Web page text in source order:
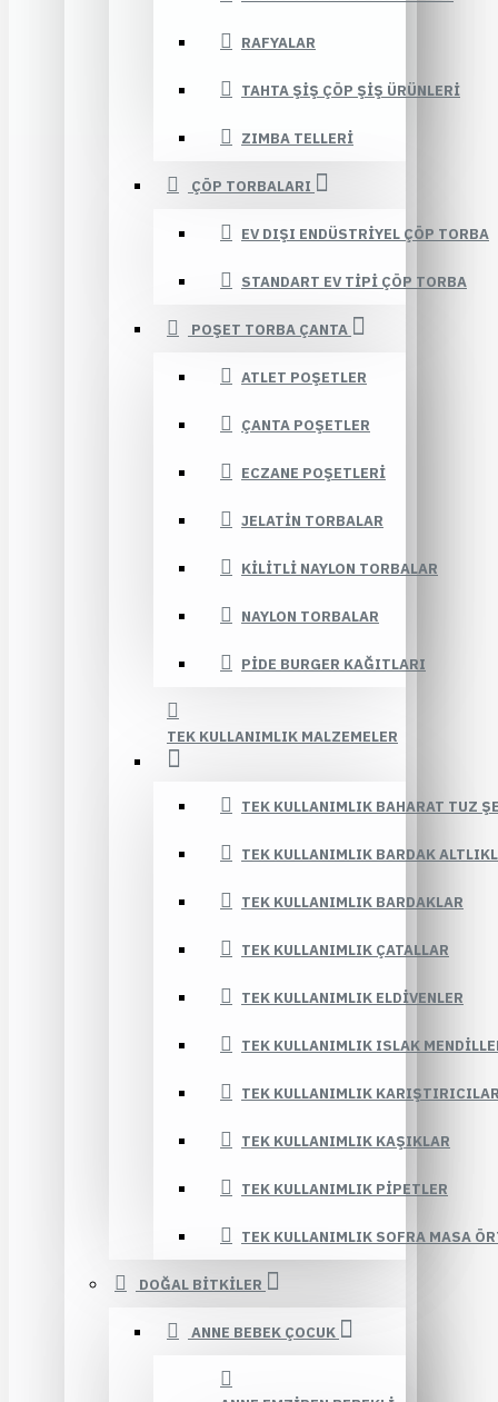
RAFYALAR
TAHTA ŞIŞ ÇÖP ŞIŞ ÜRÜNLERI
ZIMBA TELLERI
ÇÖP TORBALARI
EV DIŞI ENDÜSTRIYEL ÇÖP TORBA
STANDART EV TIPI ÇÖP TORBA
POŞET TORBA ÇANTA
ATLET POŞETLER
ÇANTA POŞETLER
ECZANE POŞETLERI
JELATIN TORBALAR
KILITLI NAYLON TORBALAR
NAYLON TORBALAR
PIDE BURGER KAĞITLARI
TEK KULLANIMLIK MALZEMELER
TEK KULLANIMLIK BAHARAT TUZ
TEK KULLANIMLIK BARDAK
TEK KULLANIMLIK BARDAKLAR
TEK KULLANIMLIK ÇATALLAR
TEK KULLANIMLIK ELDIVENLER
TEK KULLANIMLIK ISLAK
TEK KULLANIMLIK
TEK KULLANIMLIK KAŞIKLAR
TEK KULLANIMLIK PIPETLER
TEK KULLANIMLIK SOFRA MASA
DOĞAL BİTKİLER
ANNE BEBEK ÇOCUK